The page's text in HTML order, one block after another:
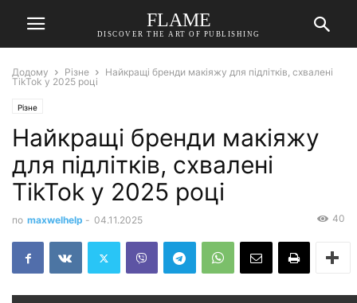
FLAME
DISCOVER THE ART OF PUBLISHING
Додому Різне
Найкращі бренди макіяжу для підлітків, схвалені
TikTok у 2025 році
Різне
Найкращі бренди макіяжу
для підлітків, схвалені
TikTok у 2025 році
по maxwelhelp - 04.11.2025 40